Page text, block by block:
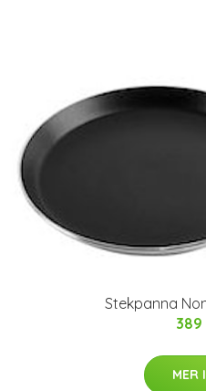
Stekpanna
389
MER